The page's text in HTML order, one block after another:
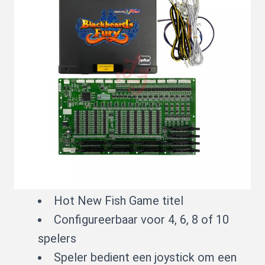
Hot New Fish Game titel
Configureerbaar voor 4, 6, 8 of 10
spelers
Speler bedient een joystick om een